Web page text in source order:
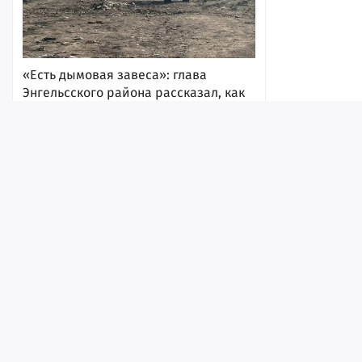
«Есть дымовая завеса»: глава
Энгельсского района рассказал, как